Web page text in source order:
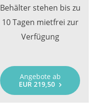
Behälter stehen bis zu
10 Tagen mietfrei zur
Verfügung
Angebote ab
EUR 219,50